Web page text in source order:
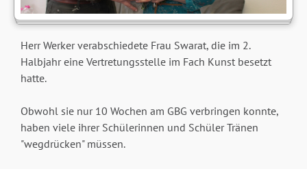
Herr Werker verabschiedete Frau Swarat, die im 2.
Halbjahr eine Vertretungsstelle im Fach Kunst besetzt
hatte.
Obwohl sie nur 10 Wochen am GBG verbringen konnte,
haben viele ihrer Schülerinnen und Schüler Tränen
"wegdrücken" müssen.